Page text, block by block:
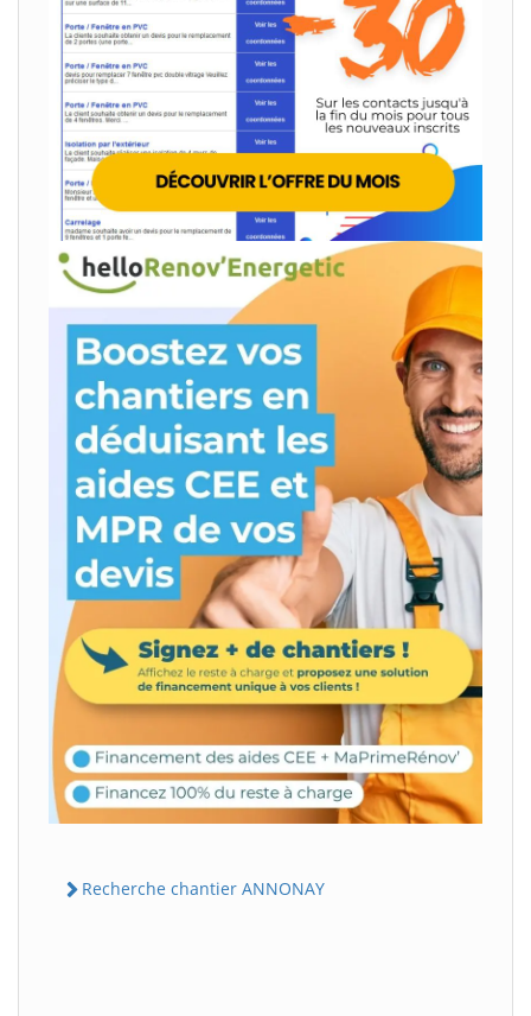
Recherche chantier ANNONAY